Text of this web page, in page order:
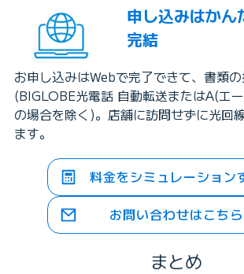
申し込みはかん
完結
お申し込みはWebで完了できて、書類
(BIGLOBE光電話 自動転送またはA(エ
の場合を除く)。店舗に訪問せずに光回
ます。
料金をシミュレーション
お問い合わせはこちら
まとめ